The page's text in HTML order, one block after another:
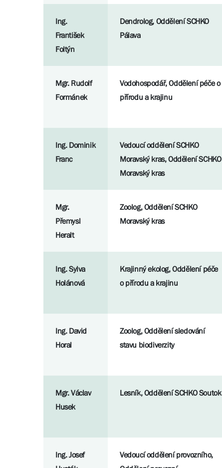
Ing.
František
Foltýn
Dendrolog, Oddělení SCHKO
Pálava
Mgr. Rudolf
Formánek
Vodohospodář, Oddělení péče o
přírodu a krajinu
Ing. Dominik
Franc
Vedoucí oddělení SCHKO
Moravský kras, Oddělení SCHKO
Moravský kras
Mgr.
Přemysl
Heralt
Zoolog, Oddělení SCHKO
Moravský kras
Ing. Sylva
Holánová
Krajinný ekolog, Oddělení péče
o přírodu a krajinu
Ing. David
Horal
Zoolog, Oddělení sledování
stavu biodiverzity
Mgr. Václav
Husek
Lesník, Oddělení SCHKO Soutok
Ing. Josef
Vedoucí oddělení provozního,